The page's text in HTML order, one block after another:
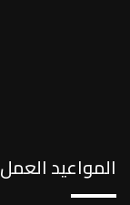
المواعيد العمل